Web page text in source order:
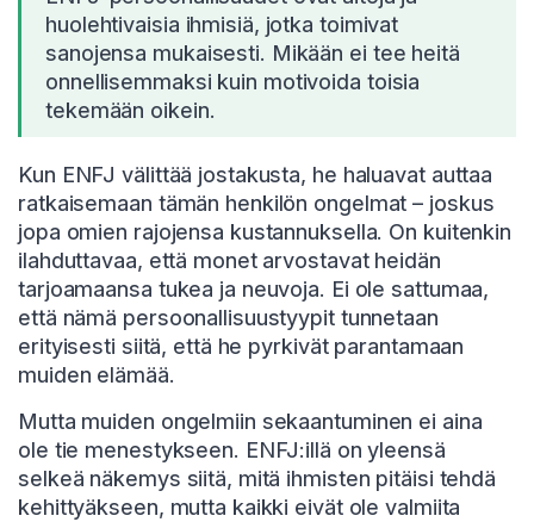
huolehtivaisia ihmisiä, jotka toimivat
sanojensa mukaisesti. Mikään ei tee heitä
onnellisemmaksi kuin motivoida toisia
tekemään oikein.
Kun ENFJ välittää jostakusta, he haluavat auttaa
ratkaisemaan tämän henkilön ongelmat – joskus
jopa omien rajojensa kustannuksella. On kuitenkin
ilahduttavaa, että monet arvostavat heidän
tarjoamaansa tukea ja neuvoja. Ei ole sattumaa,
että nämä persoonallisuustyypit tunnetaan
erityisesti siitä, että he pyrkivät parantamaan
muiden elämää.
Mutta muiden ongelmiin sekaantuminen ei aina
ole tie menestykseen. ENFJ:illä on yleensä
selkeä näkemys siitä, mitä ihmisten pitäisi tehdä
kehittyäkseen, mutta kaikki eivät ole valmiita